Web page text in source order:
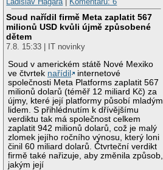
Soud nařídil firmě Meta zaplatit 567
milionů USD kvůli újmě způsobené
dětem
7.8. 15:33 | IT novinky
Soud v americkém státě Nové Mexiko
ve čtvrtek nařídil
internetové
společnosti Meta Platforms zaplatit 567
milionů dolarů (téměř 12 miliard Kč) za
újmy, které její platformy působí mladým
lidem. S přihlédnutím k dřívějšímu
verdiktu tak má společnost celkem
zaplatit 942 milionů dolarů, což je malý
zlomek jejího ročního výnosu, který loni
činil 60 miliard dolarů. Čtvrteční verdikt
firmě také nařizuje, aby změnila způsob,
jakým její